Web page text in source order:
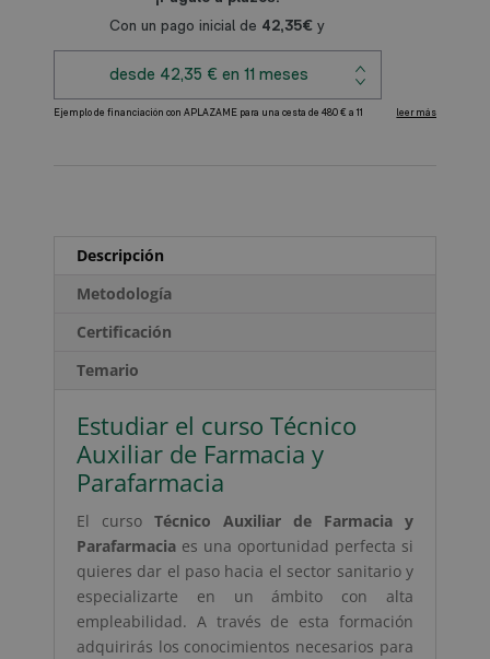
cantidad
Descripción
Metodología
Certificación
Temario
Estudiar el curso Técnico
Auxiliar de Farmacia y
Parafarmacia
El curso Técnico Auxiliar de Farmacia y
Parafarmaciaes una oportunidad perfecta si
quieres dar el paso hacia el sector sanitario y
especializarte en un ámbito con alta
empleabilidad. A través de esta formación
adquirirás los conocimientos necesarios para